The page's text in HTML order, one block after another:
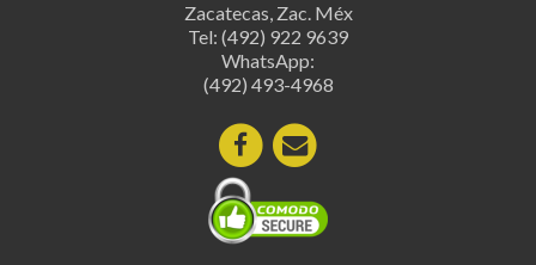
Zacatecas, Zac. Méx
Tel: (492) 922 9639
WhatsApp:
(492) 493-4968